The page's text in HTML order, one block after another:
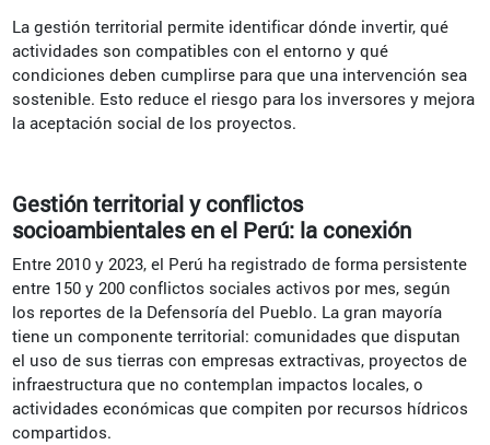
La gestión territorial permite identificar dónde invertir, qué
actividades son compatibles con el entorno y qué
condiciones deben cumplirse para que una intervención sea
sostenible. Esto reduce el riesgo para los inversores y mejora
la aceptación social de los proyectos.
Gestión territorial y conflictos
socioambientales en el Perú: la conexión
Entre 2010 y 2023, el Perú ha registrado de forma persistente
entre 150 y 200 conflictos sociales activos por mes, según
los reportes de la Defensoría del Pueblo. La gran mayoría
tiene un componente territorial: comunidades que disputan
el uso de sus tierras con empresas extractivas, proyectos de
infraestructura que no contemplan impactos locales, o
actividades económicas que compiten por recursos hídricos
compartidos.